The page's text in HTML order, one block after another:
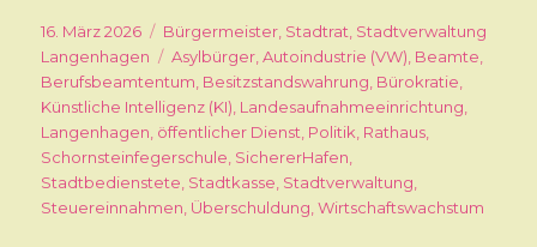
Veröffentlicht
am
16. März 2026 Kategorien
Bürgermeister, Stadtrat, Stadtverwaltung
Langenhagen
Schlagwörter
Asylbürger,Autoindustrie (VW), Beamte,
Berufsbeamtentum, Besitzstandswahrung, Bürokratie,
Künstliche Intelligenz (KI), Landesaufnahmeeinrichtung,
Langenhagen, öffentlicher Dienst, Politik, Rathaus,
Schornsteinfegerschule, SichererHafen,
Stadtbedienstete, Stadtkasse, Stadtverwaltung,
Steuereinnahmen, Überschuldung,Wirtschaftswachstum